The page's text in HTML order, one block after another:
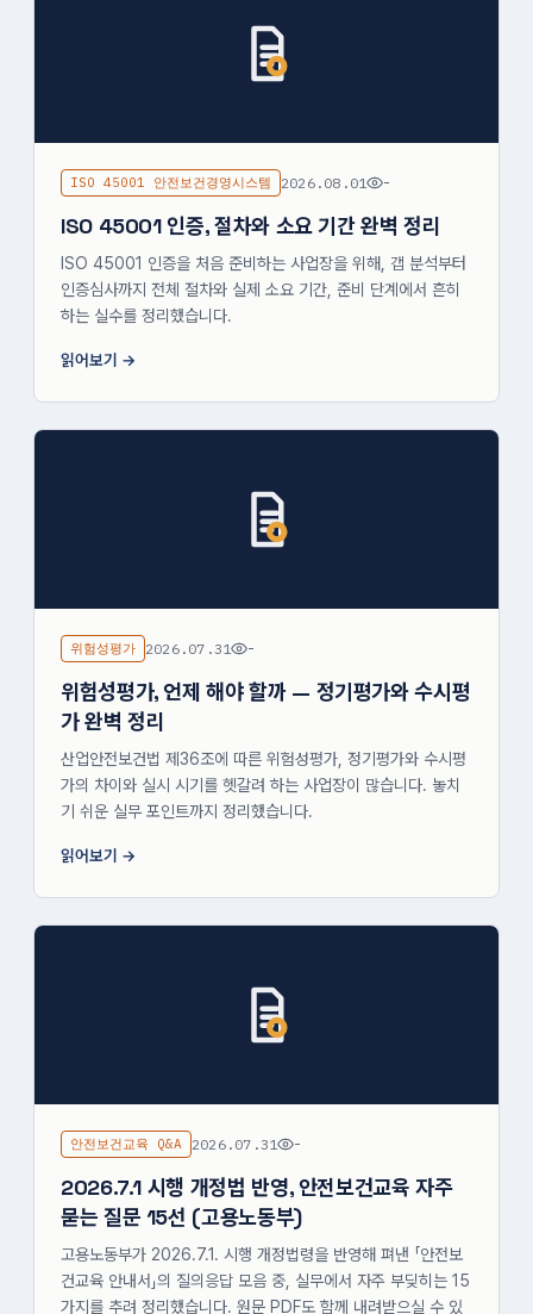
ISO 45001 안전보건경영시스템 2026.08.01 -
ISO 45001 인증, 절차와 소요 기간 완벽 정리
ISO 45001 인증을 처음 준비하는 사업장을 위해, 갭 분석부터
인증심사까지 전체 절차와 실제 소요 기간, 준비 단계에서 흔히
하는 실수를 정리했습니다.
읽어보기
위험성평가 2026.07.31 -
위험성평가, 언제 해야 할까 — 정기평가와 수시평
가 완벽 정리
산업안전보건법 제36조에 따른 위험성평가, 정기평가와 수시평
가의 차이와 실시 시기를 헷갈려 하는 사업장이 많습니다. 놓치
기 쉬운 실무 포인트까지 정리했습니다.
읽어보기
안전보건교육 Q&A 2026.07.31 -
2026.7.1 시행 개정법 반영, 안전보건교육 자주
묻는 질문 15선 (고용노동부)
고용노동부가 2026.7.1. 시행 개정법령을 반영해 펴낸 「안전보
건교육 안내서」의 질의응답 모음 중, 실무에서 자주 부딪히는 15
가지를 추려 정리했습니다. 원문 PDF도 함께 내려받으실 수 있